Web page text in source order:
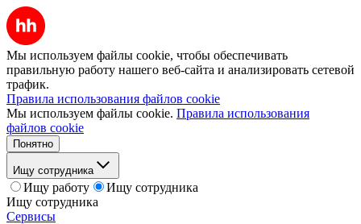
Мы используем файлы cookie, чтобы обеспечивать
правильную работу нашего веб-сайта и анализировать сетевой
трафик.
Правила использования файлов cookie
Мы используем файлы cookie. Правила использования
файлов cookie
Понятно
Ищу сотрудника
Ищу работу
Ищу сотрудника
Ищу сотрудника
Сервисы